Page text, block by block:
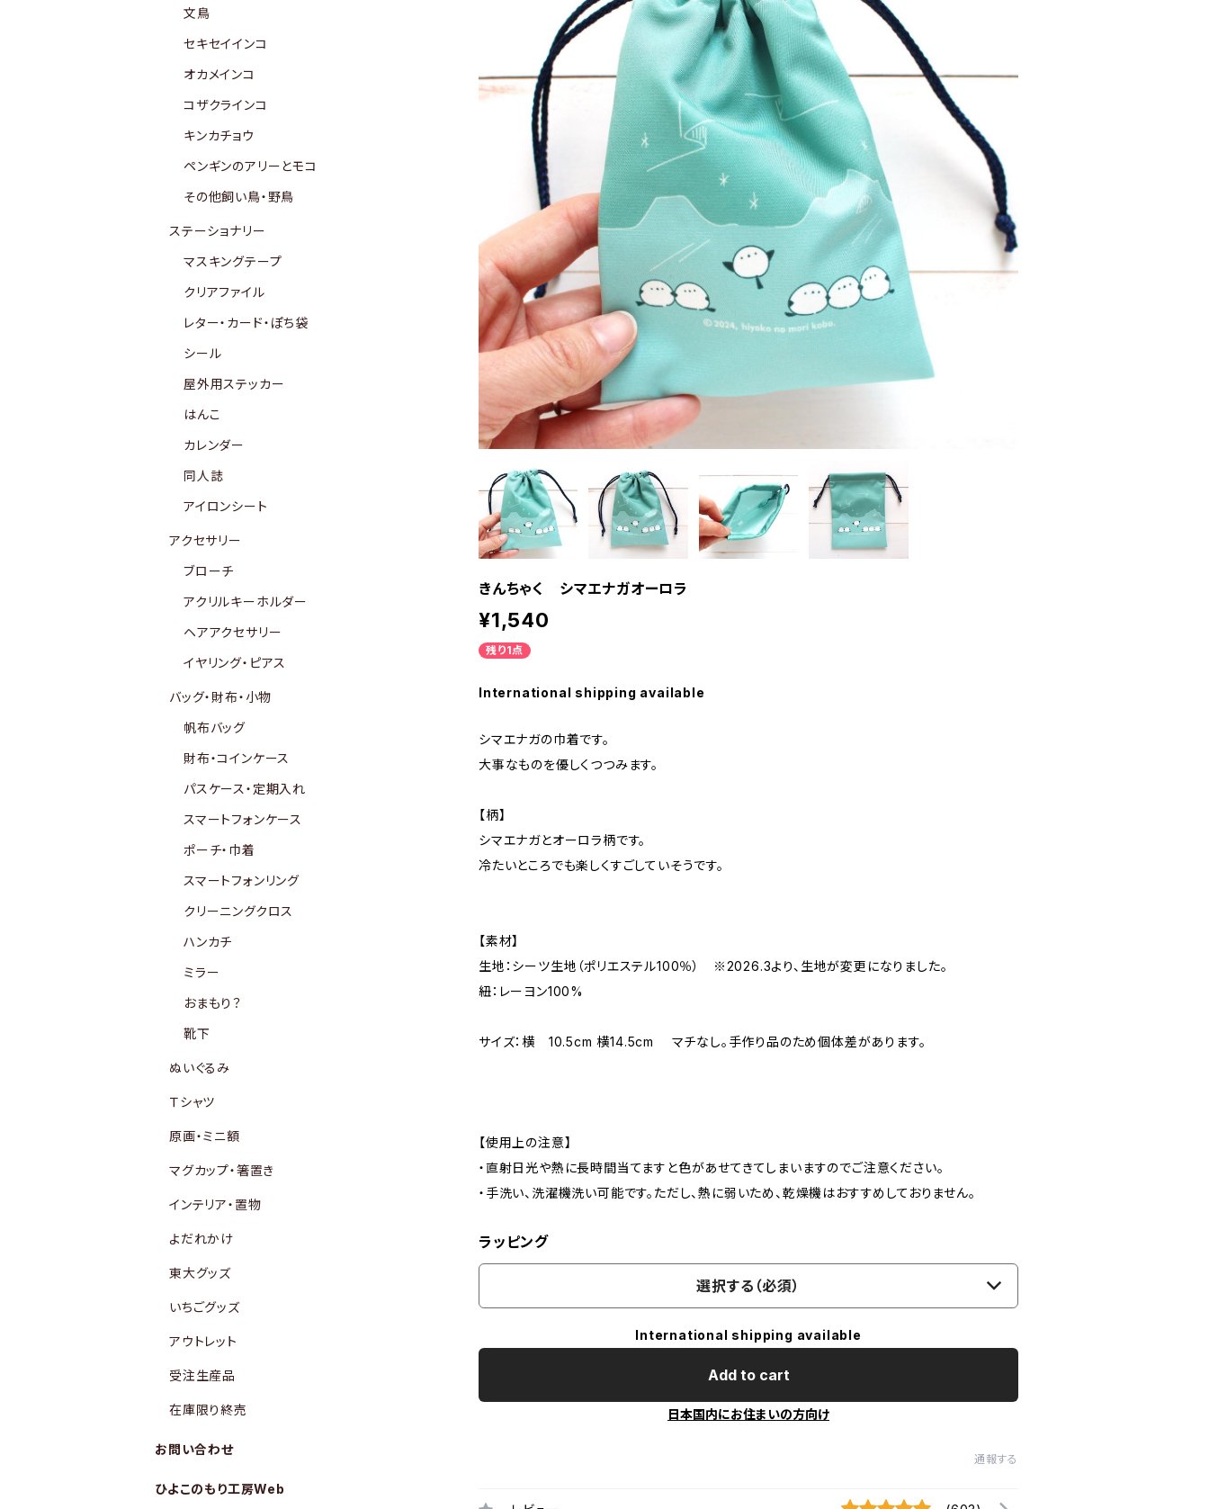
きんちゃく シマエナガオーロラ
¥1,540
残り1点
International shipping available
シマエナガの巾着です。
大事なものを優しくつつみます。
【柄】
シマエナガとオーロラ柄です。
冷たいところでも楽しくすごしていそうです。
【素材】
生地：シーツ生地（ポリエステル100％） ※2026.3より、生地が変更になりました。
紐：レーヨン100%
サイズ：横 10.5cm 横14.5cm マチなし。手作り品のため個体差があります。
【使用上の注意】
・直射日光や熱に長時間当てますと色があせてきてしまいますのでご注意ください。
・手洗い、洗濯機洗い可能です。ただし、熱に弱いため、乾燥機はおすすめしておりません。
ラッピング
選択する（必須）
International shipping available
Add to cart
日本国内にお住まいの方向け
通報する
文鳥
セキセイインコ
オカメインコ
コザクラインコ
キンカチョウ
ペンギンのアリーとモコ
その他飼い鳥・野鳥
ステーショナリー
マスキングテープ
クリアファイル
レター・カード・ぽち袋
シール
屋外用ステッカー
はんこ
カレンダー
同人誌
アイロンシート
アクセサリー
ブローチ
アクリルキーホルダー
ヘアアクセサリー
イヤリング・ピアス
バッグ・財布・小物
帆布バッグ
財布・コインケース
パスケース・定期入れ
スマートフォンケース
ポーチ・巾着
スマートフォンリング
クリーニングクロス
ハンカチ
ミラー
おまもり？
靴下
ぬいぐるみ
Ｔシャツ
原画・ミニ額
マグカップ・箸置き
インテリア・置物
よだれかけ
東大グッズ
いちごグッズ
アウトレット
受注生産品
在庫限り終売
お問い合わせ
ひよこのもり工房Web